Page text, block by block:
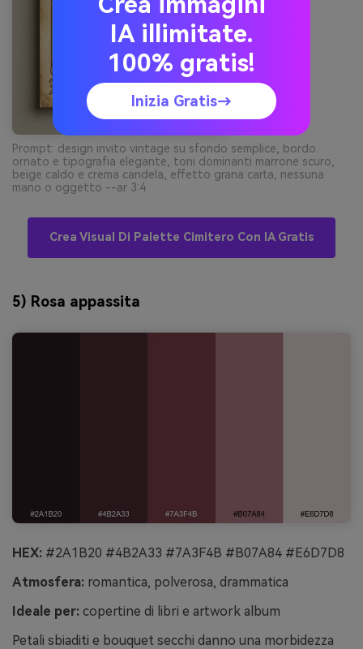
Prompt: design invito vintage su sfondo semplice, bordo
ornato e tipografia elegante, toni dominanti marrone scuro,
beige caldo e crema candela, effetto grana carta, nessuna
mano o oggetto --ar 3:4
Crea Visual Di Palette Cimitero Con IA Gratis
5) Rosa appassita
HEX: #2A1B20 #4B2A33 #7A3F4B #B07A84 #E6D7D8
Atmosfera: romantica, polverosa, drammatica
Ideale per: copertine di libri e artwork album
Petali sbiaditi e bouquet secchi danno una morbidezza
IA illimitate.
100% gratis!
Inizia Gratis→